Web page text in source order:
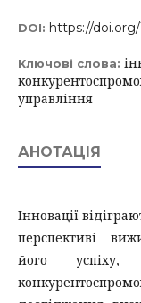
DOI: https://doi.org/
Ключові слова:
управління
АНОТАЦІЯ
Інновації
перспективі
його